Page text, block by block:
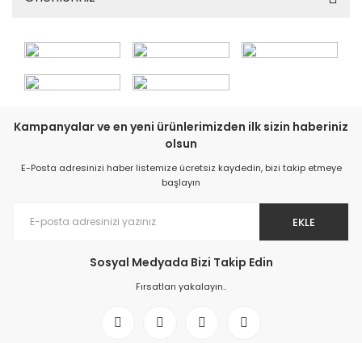
Kampanyalar ve en yeni ürünlerimizden ilk sizin haberiniz
olsun
E-Posta adresinizi haber listemize ücretsiz kaydedin, bizi takip etmeye
başlayın
EKLE
Sosyal Medyada Bizi Takip Edin
Fırsatları yakalayın..